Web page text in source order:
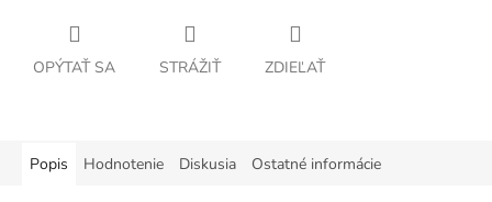
OPÝTAŤ SA STRÁŽIŤ ZDIEĽAŤ
Popis Hodnotenie Diskusia Ostatné informácie